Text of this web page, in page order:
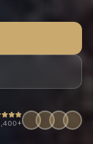
+2,400 مسافر سعيد